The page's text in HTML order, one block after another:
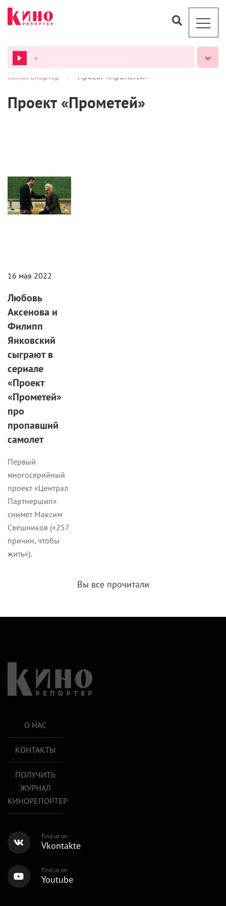
ВСЕ ПОДКАСТЫ
КиноРепортер > Проект «Прометей»
Проект «Прометей»
16 мая 2022
Любовь
Аксенова и
Филипп
Янковский
сыграют в
сериале
«Проект
«Прометей»
про
пропавший
самолет
Первый
многосерийный
проект «Централ
Партнершип»
снимет Максим
Свешников («257
причин, чтобы
жить»).
Вы все прочитали
О НАС
КОНТАКТЫ
ПОЛУЧИТЬ
ЖУРНАЛ
КИНОРЕПОРТЕР
Find us on
Vkontakte
Find us on
Youtube